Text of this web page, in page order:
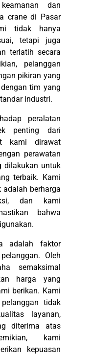
dan
crane di Pasar
tidak hanya
tetapi juga
terlatih secara
pelanggan
pikiran yang
tim yang
industri.
peralatan
penting dari
kami dirawat
perawatan
dilakukan untuk
terbaik. Kami
adalah berharga
dan kami
bahwa
adalah faktor
Oleh
semaksimal
harga yang
berikan. Kami
tidak
layanan,
diterima atas
kami
kepuasan